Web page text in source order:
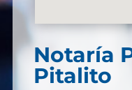
Notaría
Pitalito